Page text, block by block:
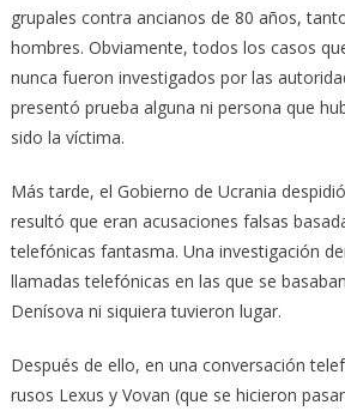
grupales contra ancianos de 80 años,
hombres. Obviamente, todos los casos
nunca fueron investigados por las
presentó prueba alguna ni persona que
sido la víctima.
Más tarde, el Gobierno de Ucrania
resultó que eran acusaciones falsas
telefónicas fantasma. Una investigación
llamadas telefónicas en las que se
Denísova ni siquiera tuvieron lugar.
Después de ello, en una conversación
rusos Lexus y Vovan (que se hicieron